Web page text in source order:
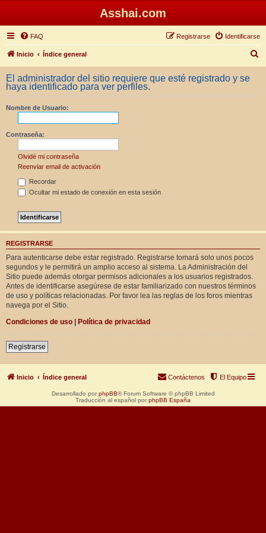
Asshai.com
FAQ Identificarse
Registrarse
Inicio Índice general
u
c
El administrador del sitio requiere que esté registrado y se
haya identificado para ver perfiles.
Nombre de Usuario:
Contraseña:
Olvidé mi contraseña
Reenviar email de activación
Recordar
Ocultar mi estado de conexión en esta sesión
REGISTRARSE
Para autenticarse debe estar registrado. Registrarse tomará solo unos pocos
segundos y le permitirá un amplio acceso al sistema. La Administración del
Sitio puede además otorgar permisos adicionales a los usuarios registrados.
Antes de identificarse asegúrese de estar familiarizado con nuestros términos
de uso y políticas relacionadas. Por favor lea las reglas de los foros mientras
navega por el Sitio.
Condiciones de uso | Política de privacidad
Registrarse
Inicio Índice general El Equipo
Contáctenos
Desarrollado por phpBB® Forum Software © phpBB Limited
Traducción al español por phpBB España